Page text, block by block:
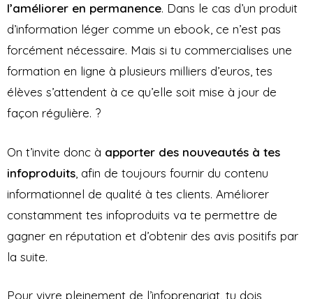
l’améliorer en permanence. Dans le cas d’un produit
d’information léger comme un ebook, ce n’est pas
forcément nécessaire. Mais si tu commercialises une
formation en ligne à plusieurs milliers d’euros, tes
élèves s’attendent à ce qu’elle soit mise à jour de
façon régulière. ?
On t’invite donc à apporter des nouveautés à tes
infoproduits , afin de toujours fournir du contenu
informationnel de qualité à tes clients. Améliorer
constamment tes infoproduits va te permettre de
gagner en réputation et d’obtenir des avis positifs par
la suite.
Pour vivre pleinement de l’infoprenariat, tu dois